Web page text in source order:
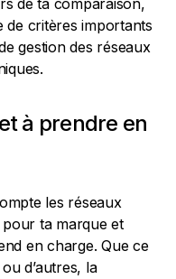
de ta comparaison,
de critères importants
gestion des réseaux
à prendre en
les réseaux
ta marque et
en charge. Que ce
d’autres, la